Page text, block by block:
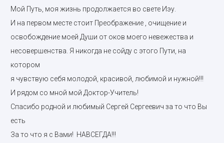
Мой Путь, моя жизнь продолжается во свете Иэу.
И на первом месте стоит Преображение , очищение и
освобождение моей Души от оков моего невежества и
несовершенства. Я никогда не сойду с этого Пути, на
котором
я чувствую себя молодой, красивой, любимой и нужной!!!
И рядом со мной мой Доктор-Учитель!
Спасибо родной и любимый Сергей Сергеевич за то что Вы
есть
За то что я с Вами! НАВСЕГДА!!!